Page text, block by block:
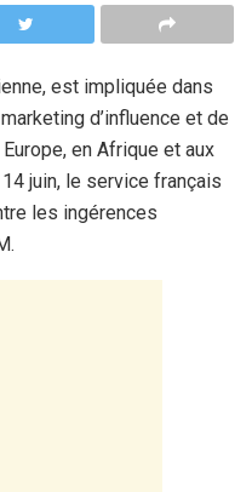
est impliquée dans
d’influence et de
en Afrique et aux
juin, le service français
les ingérences